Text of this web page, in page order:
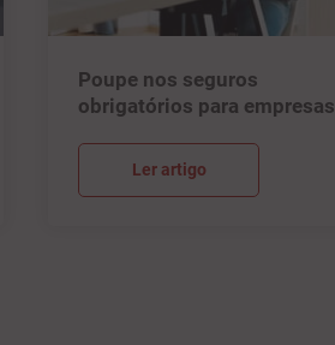
Poupe nos seguros
obrigatórios para empresas
Ler artigo